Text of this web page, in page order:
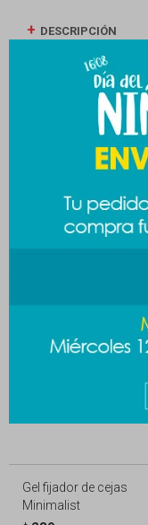
DESCRIPCIÓN
CAMBIOS Y
MEDIOS DE PAGO
Gel fijador de cejas
Minimalist